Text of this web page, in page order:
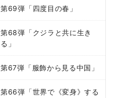
第69弾「四度目の春」
第68弾「クジラと共に生き
る」
第67弾「服飾から見る中国」
第66弾「世界で《変身》する